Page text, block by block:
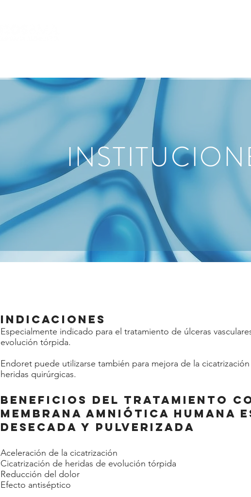
Indicaciones
Especialmente indicado para el tratamiento de úlceras
evolución tórpida.
Endoret puede utilizarse también para mejora de la
heridas quirúrgicas.
Beneficios del tratamiento
membrana amniótica humana
desecada y pulverizada
Aceleración de la cicatrización
Cicatrización de heridas de evolución tórpida
Reducción del dolor
Efecto antiséptico